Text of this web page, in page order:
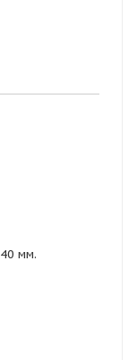
40 мм.